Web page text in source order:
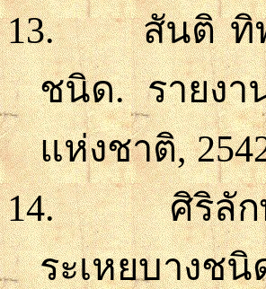
13.
สันติ ทิ
ชนิด. รายงา
แห่งชาติ,
14.
ศิริลั
ระเหยบางช